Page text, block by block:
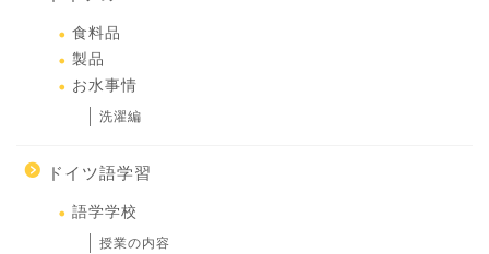
食料品
製品
お水事情
洗濯編
ドイツ語学習
語学学校
授業の内容